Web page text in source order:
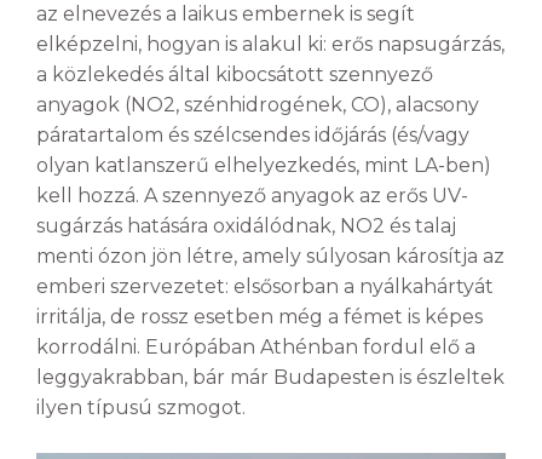
az elnevezés a laikus embernek is segít
elképzelni, hogyan is alakul ki: erős napsugárzás,
a közlekedés által kibocsátott szennyező
anyagok (NO2, szénhidrogének, CO), alacsony
páratartalom és szélcsendes időjárás (és/vagy
olyan katlanszerű elhelyezkedés, mint LA-ben)
kell hozzá. A szennyező anyagok az erős UV-
sugárzás hatására oxidálódnak, NO2 és talaj
menti ózon jön létre, amely súlyosan károsítja az
emberi szervezetet: elsősorban a nyálkahártyát
irritálja, de rossz esetben még a fémet is képes
korrodálni. Európában Athénban fordul elő a
leggyakrabban, bár már Budapesten is észleltek
ilyen típusú szmogot.